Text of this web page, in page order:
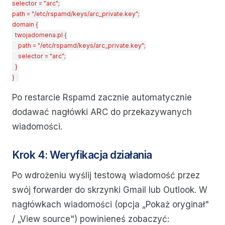
selector = "arc";
path = "/etc/rspamd/keys/arc_private.key";
domain {
  twojadomena.pl {
    path = "/etc/rspamd/keys/arc_private.key";
    selector = "arc";
  }
}
Po restarcie Rspamd zacznie automatycznie
dodawać nagłówki ARC do przekazywanych
wiadomości.
Krok 4: Weryfikacja działania
Po wdrożeniu wyślij testową wiadomość przez
swój forwarder do skrzynki Gmail lub Outlook. W
nagłówkach wiadomości (opcja „Pokaż oryginał"
/ „View source") powinieneś zobaczyć: